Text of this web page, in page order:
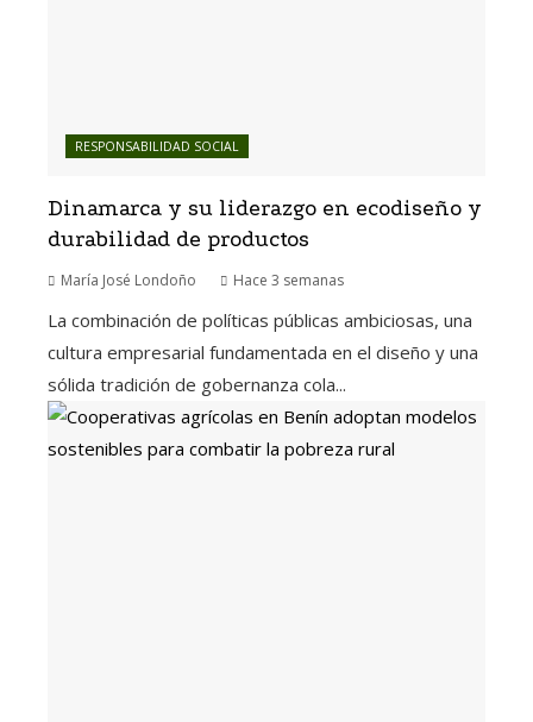
RESPONSABILIDAD SOCIAL
Dinamarca y su liderazgo en ecodiseño y
durabilidad de productos
María José Londoño Hace 3 semanas
La combinación de políticas públicas ambiciosas, una
cultura empresarial fundamentada en el diseño y una
sólida tradición de gobernanza cola...